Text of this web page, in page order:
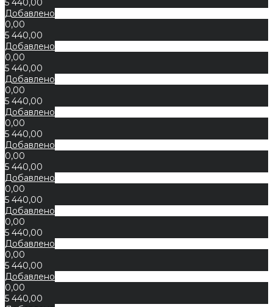
Добавлено
0,00
5 440,00
Добавлено
0,00
5 440,00
Добавлено
0,00
5 440,00
Добавлено
0,00
5 440,00
Добавлено
0,00
5 440,00
Добавлено
0,00
5 440,00
Добавлено
0,00
5 440,00
Добавлено
0,00
5 440,00
Добавлено
0,00
5 440,00